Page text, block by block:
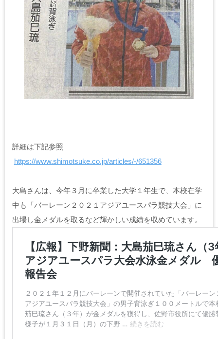
詳細は下記参照
https://www.shimotsuke.co.jp/articles/-/651356
大島さんは、今年３月に卒業した大学１年生で、本校在学
中も「バーレーン２０２１アジアユースパラ競技大会」に
出場し金メダルを取るなど輝かしい成績を収めています。